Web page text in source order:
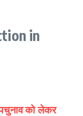
in
को लेकर